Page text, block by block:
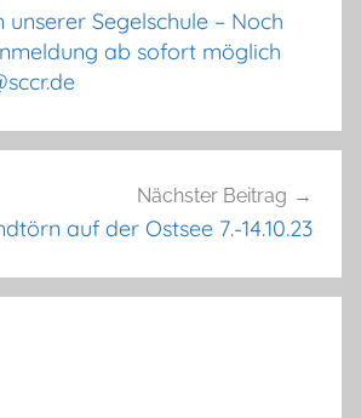
unserer Segelschule – Noch
ab sofort möglich
Nächster Beitrag
auf der Ostsee 7.-14.10.23